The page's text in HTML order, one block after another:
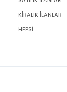
KİRALIK İLANLAR
HEPSİ